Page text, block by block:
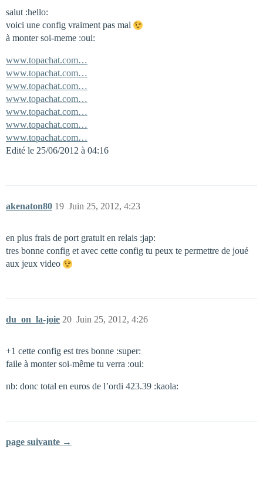
salut :hello:
voici une config vraiment pas mal
à monter soi-meme :oui:
www.topachat.com…
www.topachat.com…
www.topachat.com…
www.topachat.com…
www.topachat.com…
www.topachat.com…
www.topachat.com…
Edité le 25/06/2012 à 04:16
akenaton80 Juin 25, 2012, 4:23
19
en plus frais de port gratuit en relais :jap:
tres bonne config et avec cette config tu peux te permettre de joué
aux jeux video
du_on_la-joie Juin 25, 2012, 4:26
20
+1 cette config est tres bonne :super:
faile à monter soi-même tu verra :oui:
nb: donc total en euros de l’ordi 423.39 :kaola:
page suivante →